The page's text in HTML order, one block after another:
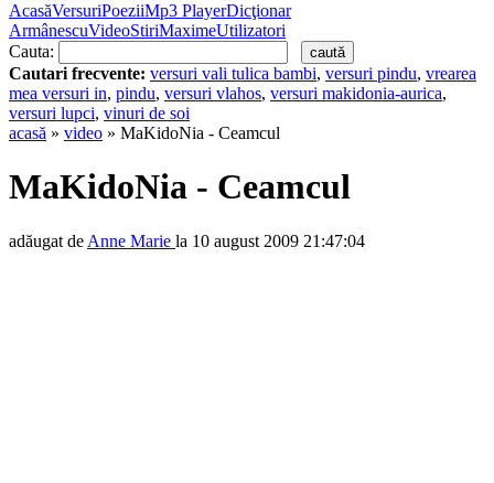
AcasăVersuriPoeziiMp3 PlayerDicţionar
ArmânescuVideoStiriMaximeUtilizatori
Cauta:
Cautari frecvente: versuri vali tulica bambi, versuri pindu, vrearea
mea versuri in, pindu, versuri vlahos, versuri makidonia-aurica,
versuri lupci, vinuri de soi
acasă » video » MaKidoNia - Ceamcul
MaKidoNia - Ceamcul
adăugat de Anne Marie la 10 august 2009 21:47:04